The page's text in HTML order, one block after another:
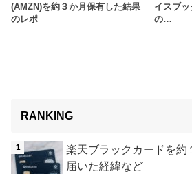
(AMZN)を約３か月保有した結果
のレポ
イスブ
の…
RANKING
楽天ブラックカードを約
届いた経緯など